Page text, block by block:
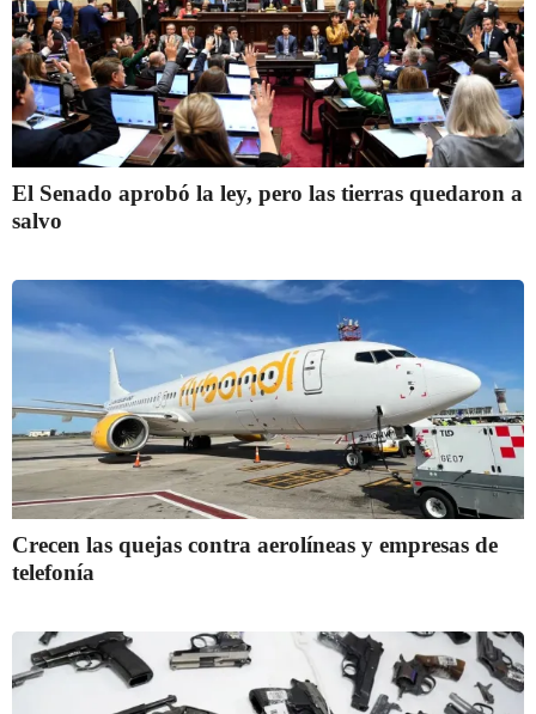
El Senado aprobó la ley, pero las tierras quedaron a
salvo
Crecen las quejas contra aerolíneas y empresas de
telefonía